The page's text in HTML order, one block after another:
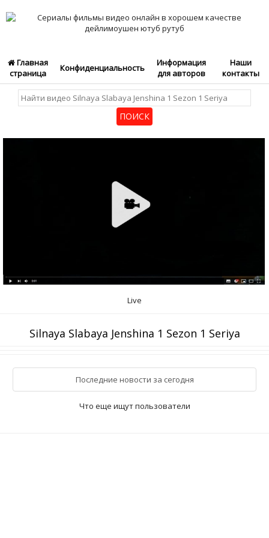
Главная
страница
Конфиденциальность
Информация
для авторов
Наши
контакты
Live
Silnaya Slabaya Jenshina 1 Sezon 1 Seriya
Последние новости за сегодня
Что еще ищут пользователи